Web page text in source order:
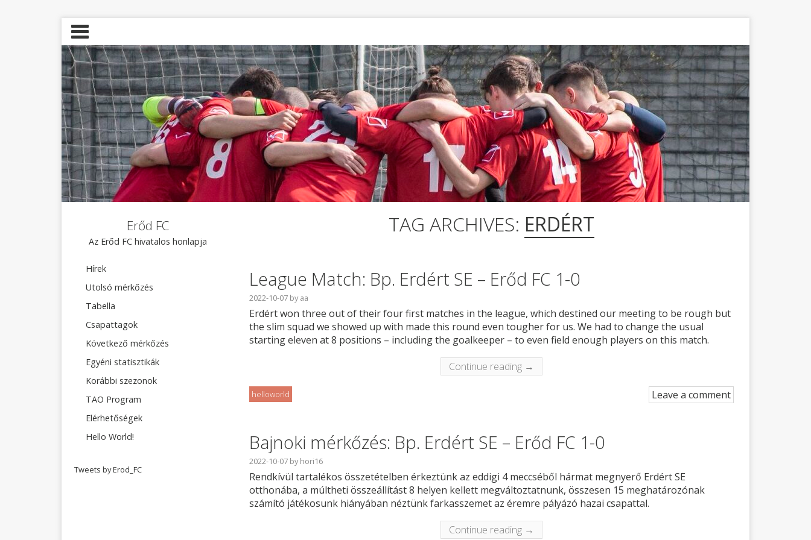
Erőd FC
Az Erőd FC hivatalos honlapja
Hírek
Utolsó mérkőzés
Tabella
Csapattagok
Következő mérkőzés
Egyéni statisztikák
Korábbi szezonok
TAO Program
Elérhetőségek
Hello World!
Tweets by Erod_FC
TAG ARCHIVES: ERDÉRT
League Match: Bp. Erdért SE – Erőd FC 1-0
2022-10-07byaa
Erdért won three out of their four first matches in the league, which destined our meeting to be rough but
the slim squad we showed up with made this round even tougher for us. We had to change the usual
starting eleven at 8 positions – including the goalkeeper – to even field enough players on this match.
Continue reading →
helloworld Leave a comment
Bajnoki mérkőzés: Bp. Erdért SE – Erőd FC 1-0
2022-10-07byhori16
Rendkívül tartalékos összetételben érkeztünk az eddigi 4 meccséből hármat megnyerő Erdért SE
otthonába, a múltheti összeállítást 8 helyen kellett megváltoztatnunk, összesen 15 meghatározónak
számító játékosunk hiányában néztünk farkasszemet az éremre pályázó hazai csapattal.
Continue reading →